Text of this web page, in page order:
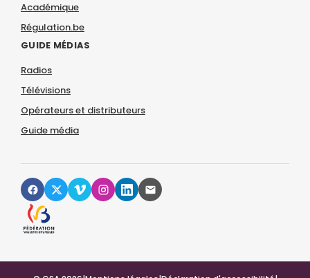
Académique
Régulation.be
GUIDE MÉDIAS
Radios
Télévisions
Opérateurs et distributeurs
Guide média